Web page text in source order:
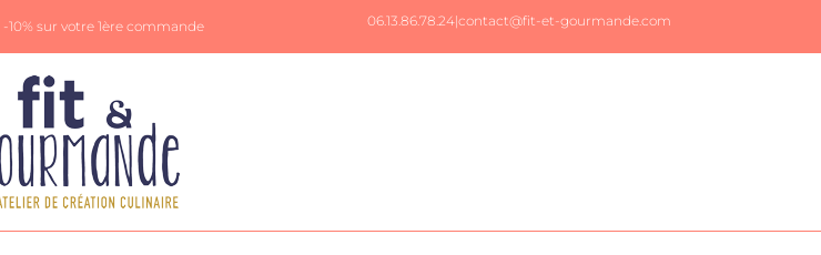
-10% sur votre 1ère commande 06.13.86.78.24|contact@fit-et-gourmande.com